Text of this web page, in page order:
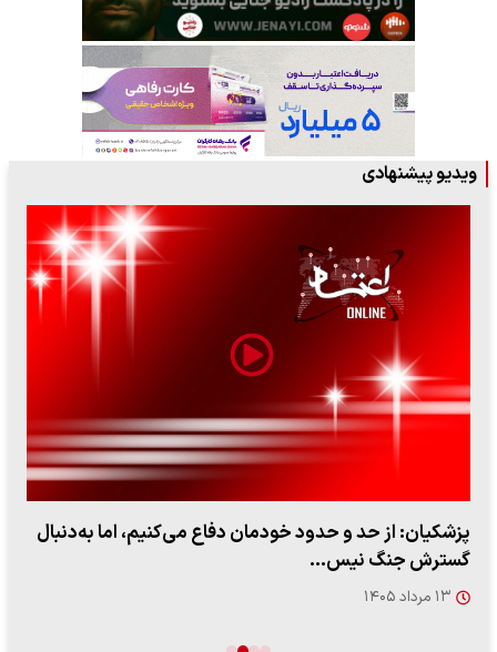
ویدیو پیشنهادی
پزشکیان: از حد و حدود خودمان دفاع می‌کنیم، اما به‌دنبال
گسترش جنگ نیس…
۱۳ مرداد ۱۴۰۵